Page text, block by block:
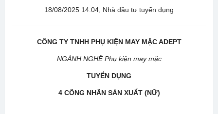
18/08/2025 14:04, Nhà đầu tư tuyển dụng
CÔNG TY TNHH PHỤ KIỆN MAY MẶC ADEPT
NGÀNH NGHỀ Phụ kiện may mặc
TUYỂN DỤNG
4CÔNG NHÂN SẢN XUẤT (NỮ)